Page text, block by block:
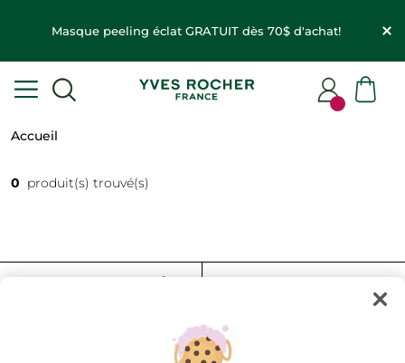
Masque peeling éclat GRATUIT dès 70$ d'achat!
Accueil
0 produit(s) trouvé(s)